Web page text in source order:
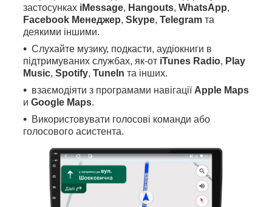
застосунках iMessage, Hangouts, WhatsApp,
Facebook Менеджер, Skype, Telegram та
деякими іншими.
Слухайте музику, подкасти, аудіокниги в
підтримуваних службах, як-от iTunes Radio, Play
Music, Spotify, TuneIn та інших.
взаємодіяти з програмами навігації Apple Maps
и Google Maps.
Використовувати голосові команди або
голосового асистента.